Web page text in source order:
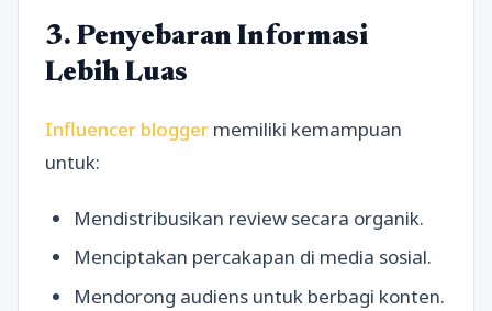
3. Penyebaran Informasi
Lebih Luas
Influencer blogger memiliki kemampuan
untuk:
Mendistribusikan review secara organik.
Menciptakan percakapan di media sosial.
Mendorong audiens untuk berbagi konten.